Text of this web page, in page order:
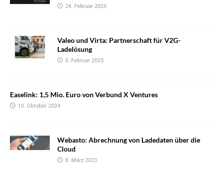
24. Februar 2025
Valeo und Virta: Partnerschaft für V2G-
Ladelösung
5. Februar 2025
Easelink: 1,5 Mio. Euro von Verbund X Ventures
10. Oktober 2024
Webasto: Abrechnung von Ladedaten über die
Cloud
8. März 2023